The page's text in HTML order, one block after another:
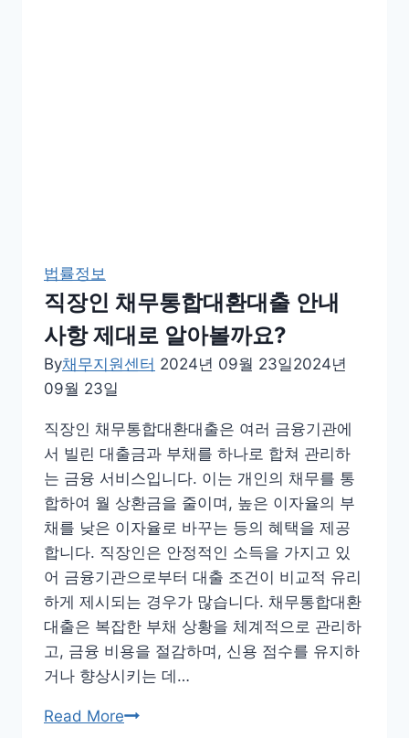
이
후
상
황
대
해
살
피
세
요
법률정보
직장인 채무통합대환대출 안내
사항 제대로 알아볼까요?
By채무지원센터 2024년 09월 23일2024년
09월 23일
직장인 채무통합대환대출은 여러 금융기관에
서 빌린 대출금과 부채를 하나로 합쳐 관리하
는 금융 서비스입니다. 이는 개인의 채무를 통
합하여 월 상환금을 줄이며, 높은 이자율의 부
채를 낮은 이자율로 바꾸는 등의 혜택을 제공
합니다. 직장인은 안정적인 소득을 가지고 있
어 금융기관으로부터 대출 조건이 비교적 유리
하게 제시되는 경우가 많습니다. 채무통합대환
대출은 복잡한 부채 상황을 체계적으로 관리하
고, 금융 비용을 절감하며, 신용 점수를 유지하
거나 향상시키는 데…
Read More직